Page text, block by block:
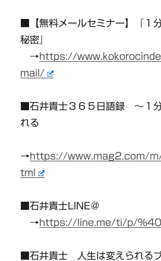
■【無料メールセミナー】『１
秘密』
→https://
mail/
■石井貴士３６５日語録 〜１
れる
→https://www.mag2.com/
tml
■石井貴士LINE＠
→https://line.me/ti/p/
■石井貴士 人生は変えられる